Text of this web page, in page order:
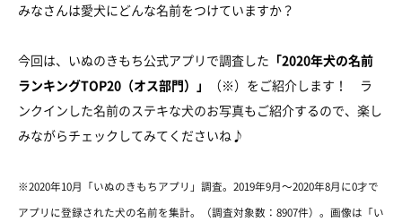
みなさんは愛犬にどんな名前をつけていますか？
今回は、いぬのきもち公式アプリで調査した 「2020年犬の名前
ランキングTOP20（オス部門）」
（※）をご紹介します！ ラ
ンクインした名前のステキな犬のお写真もご紹介するので、楽し
みながらチェックしてみてくださいね♪
※2020年10月「いぬのきもちアプリ」調査。2019年9月～2020年8月に0才で
アプリに登録された犬の名前を集計。（調査対象数：8907件）。画像は「い